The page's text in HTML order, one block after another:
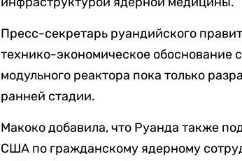
Пресс-секретарь руандийского
технико-экономическое обоснование
модульного реактора пока только
ранней стадии.
Макоко добавила, что Руанда также
США по гражданскому ядерному